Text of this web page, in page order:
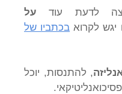
לדעת עוד על
לקרוא בכתביו של
, להתנסות, יוכל